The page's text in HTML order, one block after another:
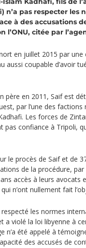
n’a pas respecter les
à des accusations
l’ONU, citée par
en juillet 2015 par
aussi coupable d’avoir
père en 2011, Saif est
par l’une des
Les forces de
pas confiance à Tripoli,
le procès de Saif et de
de la procédure,
accès à leurs avocats
n’ont nullement fait
respecté les normes
a violé la loi libyenne à
n’a été appelé à
des accusés de